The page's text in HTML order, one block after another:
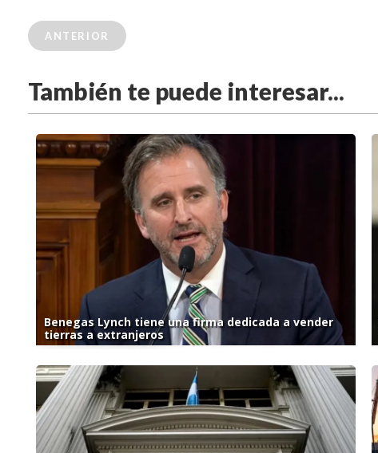
ANTERIOR
También te puede interesar...
Benegas Lynch tiene una firma dedicada a vender
tierras a extranjeros